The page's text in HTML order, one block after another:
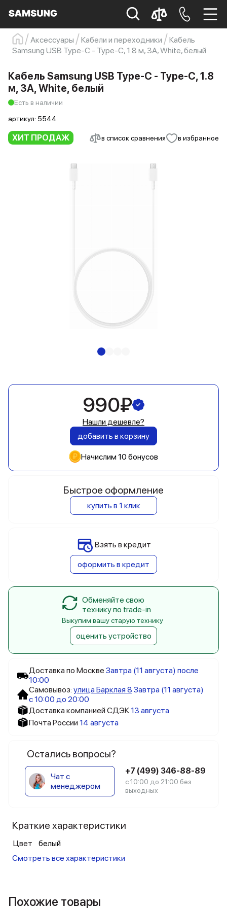
Samsung Смартфон s23
s23 ultra
Galaxy S22
Аксессуары Кабели и переходники
Кабель
Samsung USB Type-C - Type-C, 1.8 м, 3A, White, белый
ХИТ ПРОДАЖ в список сравнения в избранное
Кабель Samsung USB Type-C - Type-C, 1.8
м, 3A, White, белый
Есть в наличии
артикул: 5544
Доставка по Москве Завтра (11 августа) после
10:00
Самовывоз: улица Барклая 8 Завтра (11 августа)
с 10:00 до 20:00
Доставка компанией СДЭК13 августа
Почта России 14 августа
Остались вопросы?
Чат с
менеджером
+7 (499) 346-88-89
с 10:00 до 21:00 без
выходных
Краткие характеристики
Цвет
белый
Смотреть все характеристики
990₽
Нашли дешевле?
добавить в корзину
Начислим 10 бонусов
Быстрое оформление
купить в 1 клик
Взять в кредит
оформить в кредит
Обменяйте свою
технику по trade-in
Выкупим вашу старую технику
оценить устройство
Похожие товары